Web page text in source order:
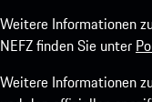
Weitere Informationen
NEFZ finden Sie unter
Weitere Informationen